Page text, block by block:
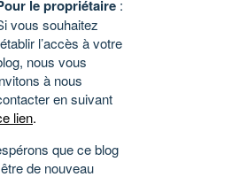
le propriétaire :
vous souhaitez
l’accès à votre
nous vous
à nous
en suivant
lien.
que ce blog
de nouveau